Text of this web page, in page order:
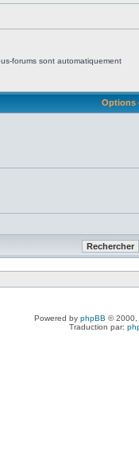
forums sont automatiquement
Options
Powered by phpBB © 2000,
Traduction par: